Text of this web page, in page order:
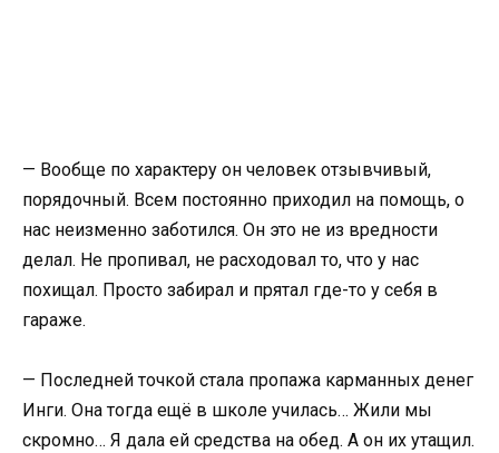
— Вообще по характеру он человек отзывчивый,
порядочный. Всем постоянно приходил на помощь, о
нас неизменно заботился. Он это не из вредности
делал. Не пропивал, не расходовал то, что у нас
похищал. Просто забирал и прятал где-то у себя в
гараже.
— Последней точкой стала пропажа карманных денег
Инги. Она тогда ещё в школе училась… Жили мы
скромно… Я дала ей средства на обед. А он их утащил.